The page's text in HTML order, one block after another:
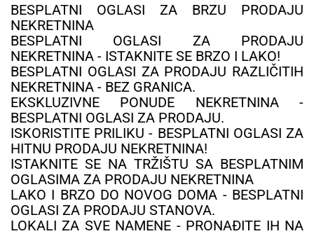
BESPLATNI OGLASI ZA BRZU PRODAJU
NEKRETNINA
BESPLATNI OGLASI ZA PRODAJU
NEKRETNINA - ISTAKNITE SE BRZO I LAKO!
BESPLATNI OGLASI ZA PRODAJU RAZLIČITIH
NEKRETNINA - BEZ GRANICA.
EKSKLUZIVNE PONUDE NEKRETNINA -
BESPLATNI OGLASI ZA PRODAJU.
ISKORISTITE PRILIKU - BESPLATNI OGLASI ZA
HITNU PRODAJU NEKRETNINA!
ISTAKNITE SE NA TRŽIŠTU SA BESPLATNIM
OGLASIMA ZA PRODAJU NEKRETNINA
LAKO I BRZO DO NOVOG DOMA - BESPLATNI
OGLASI ZA PRODAJU STANOVA.
LOKALI ZA SVE NAMENE - PRONAĐITE IH NA